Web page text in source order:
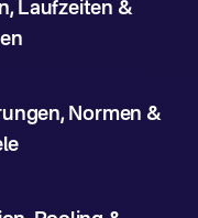
Laufzeiten &
Normen &